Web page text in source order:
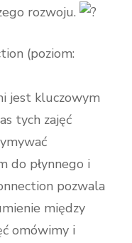
rozwoju.
(poziom:
jest kluczowym
tych zajęć
do płynnego i
pozwala
między
omówimy i